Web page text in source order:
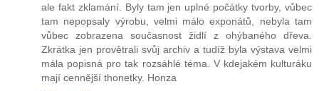
ale fakt zklamání. Byly tam jen uplné počátky tvorby, vůbec
tam nepopsaly výrobu, velmi málo exponátů, nebyla tam
vůbec zobrazena současnost židlí z ohýbaného dřeva.
Zkrátka jen provětrali svůj archiv a tudíž byla výstava velmi
mála popisná pro tak rozsáhlé téma. V kdejakém kulturáku
mají cennější thonetky. Honza